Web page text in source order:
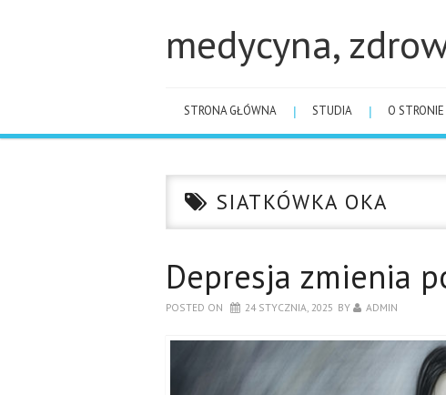
medycyna,
STRONA GŁÓWNA STUDIA O STRONIE
SIATKÓWKA OKA
Depresja zmienia
POSTED ON 24 STYCZNIA, 2025 BY ADMIN